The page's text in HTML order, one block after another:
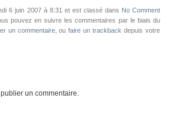
6 juin 2007 à 8:31 et est classé dans No Comment
pouvez en suivre les commentaires par le biais du
un commentaire, oufaire un trackback depuis votre
un commentaire.